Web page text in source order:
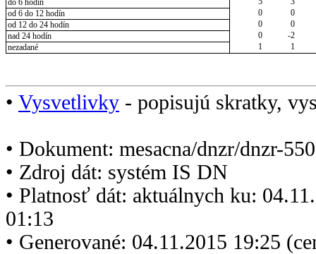
do 6 hodín
od 6 do 12 hodín
0
0
od 12 do 24 hodín
0
0
nad 24 hodín
0
-2
nezadané
1 1
• Vysvetlivky - popisujú skratky,
• Dokument: mesacna/dnzr/dnzr-
• Zdroj dát: systém IS DN
• Platnosť dát: aktuálnych ku:
01:13
• Generované: 04.11.2015 19:25